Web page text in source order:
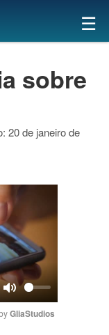
×
☰
sobre
20 de janeiro de
Mute
GliaStudios